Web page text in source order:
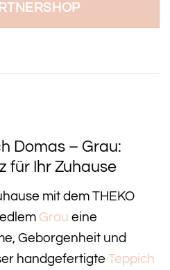
Domas – Grau:
für Ihr Zuhause
mit dem THEKO
Grau eine
Geborgenheit und
handgefertigte Teppich